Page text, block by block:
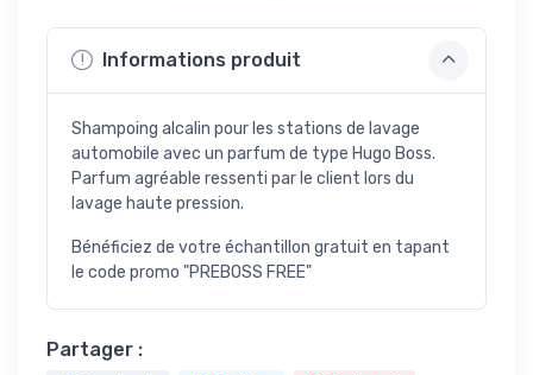
Informations produit
Shampoing alcalin pour les stations de lavage
automobile avec un parfum de type Hugo Boss.
Parfum agréable ressenti par le client lors du
lavage haute pression.
Bénéficiez de votre échantillon gratuit en tapant
le code promo "PREBOSS FREE"
Partager :